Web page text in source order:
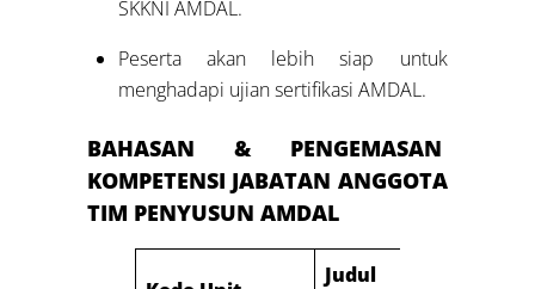
SKKNI AMDAL.
Peserta akan lebih siap untuk
menghadapi ujian sertifikasi AMDAL.
BAHASAN & PENGEMASAN
KOMPETENSI JABATAN ANGGOTA
TIM PENYUSUN AMDAL
Judul Unit